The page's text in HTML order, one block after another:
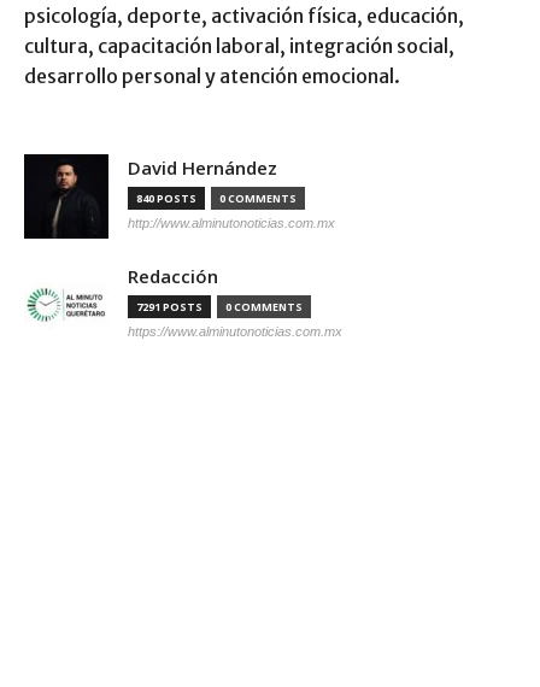
psicología, deporte, activación física, educación,
cultura, capacitación laboral, integración social,
desarrollo personal y atención emocional.
David Hernández
840 POSTS 0 COMMENTS
http://www.alminutonoticias.com.mx
Redacción
7291 POSTS 0 COMMENTS
https://www.alminutonoticias.com.mx